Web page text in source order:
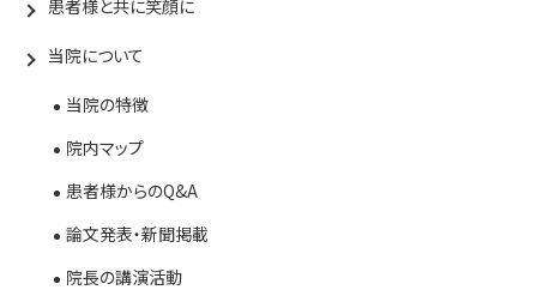
患者様と共に笑顔に
当院について
当院の特徴
院内マップ
患者様からのQ&A
論文発表・新聞掲載
院長の講演活動